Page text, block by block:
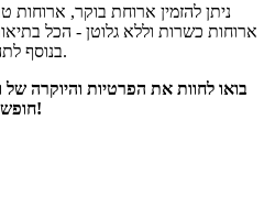
ניתן להזמין ארוחת בוקר, ארוחות
ארוחות כשרות וללא גלוטן - הכל
בנוסף לתה, סוכר וקפה הזמינים להנאתכם.
בואו לחוות את הפרטיות והיוקרה
חופשה מפנקת ומרגיעה. הזמינו עכשיו!